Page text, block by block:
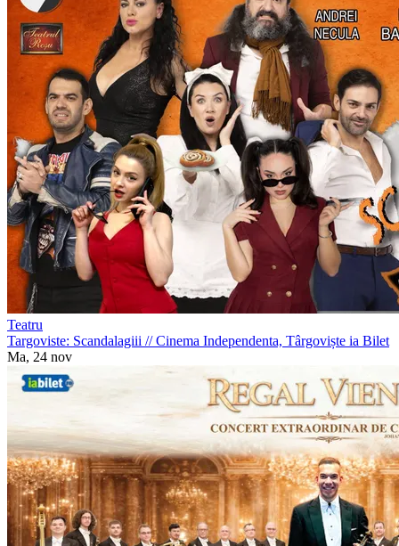
Teatru
Targoviste: Scandalagiii //Cinema Independenta, Târgoviște ia Bilet
Ma, 24 nov